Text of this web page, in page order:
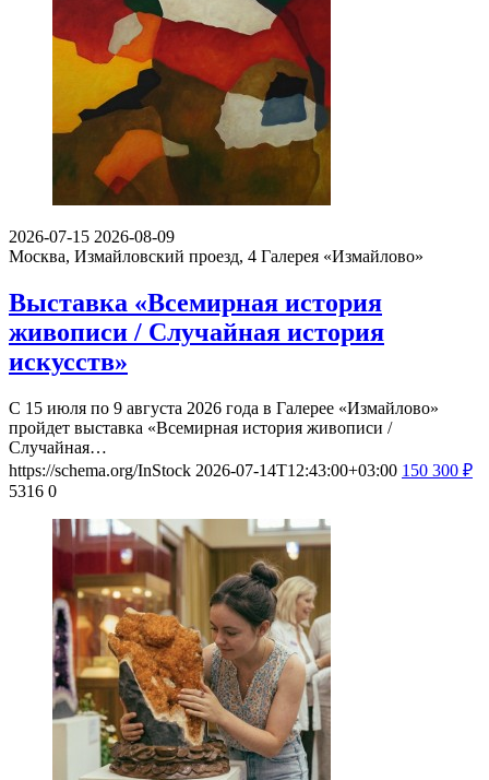
2026-07-15 2026-08-09
Москва, Измайловский проезд, 4 Галерея «Измайлово»
Выставка «Всемирная история
живописи / Случайная история
искусств»
С 15 июля по 9 августа 2026 года в Галерее «Измайлово»
пройдет выставка «Всемирная история живописи /
Случайная…
https://schema.org/InStock 2026-07-14T12:43:00+03:00 150 300 ₽
5316 0